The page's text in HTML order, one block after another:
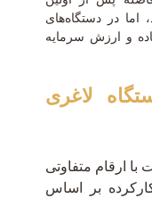
اما در دستگاه‌های
و ارزش سرمایه
لاغری
ارقام متفاوتی
بر اساس